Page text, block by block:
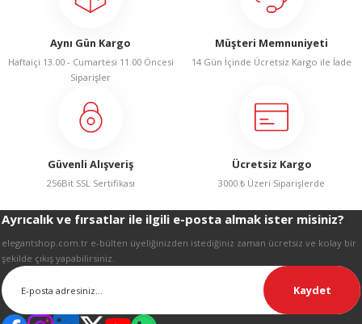
Ürün açıklamasında eksik bilgiler bulunuyor.
Ürün bilgilerinde hatalar bulunuyor.
Ürün fiyatı diğer sitelerden daha pahalı.
Bu ürüne benzer farklı alternatifler olmalı.
Gönder
Aynı Gün Kargo
Haftaiçi 13.00 - Cumartesi 11.00 Öncesi
Siparişler
Müşteri Memnuniyeti
14 Gün İçinde Ücretsiz Kargo ile İade
Güvenli Alışveriş
256Bit SSL Sertifikası
Ücretsiz Kargo
3000 ₺ Üzeri Siparişlerde
Ayrıcalık ve fırsatlar ile ilgili e-posta almak ister misiniz?
elegantshop.com.tr e-bülten üyeliğinizden istediğiniz zaman ücretsiz ve kolay bir
şekilde çıkış yapabilirsiniz.
Kaydet